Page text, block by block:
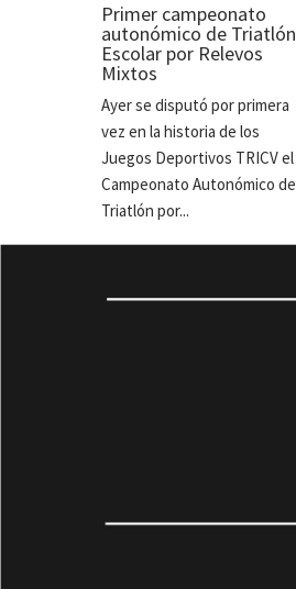
Primer campeonato
autonómico de Triatlón
Escolar por Relevos
Mixtos
Ayer se disputó por primera
vez en la historia de los
Juegos Deportivos TRICV el
Campeonato Autonómico de
Triatlón por...